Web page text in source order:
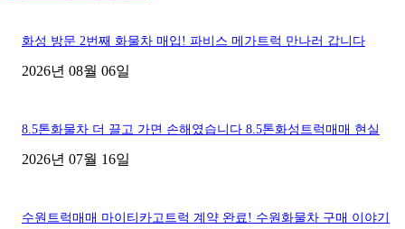
화성 방문 2번째 화물차 매입! 파비스 메가트럭 만나러 갑니다
2026년 08월 06일
8.5톤화물차 더 끌고 가면 손해였습니다 8.5톤화성트럭매매 현실
2026년 07월 16일
수원트럭매매 마이티카고트럭 계약 완료! 수원화물차 구매 이야기